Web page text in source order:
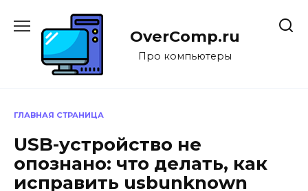
содержанию
OverComp.ru
Про компьютеры
ГЛАВНАЯ СТРАНИЦА
USB-устройство не
опознано: что делать, как
исправить usbunknown